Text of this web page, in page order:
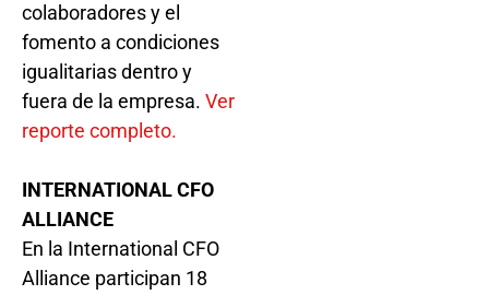
colaboradores y el
fomento a condiciones
igualitarias dentro y
fuera de la empresa. Ver
reporte completo.
INTERNATIONAL CFO
ALLIANCE
En la International CFO
Alliance participan 18